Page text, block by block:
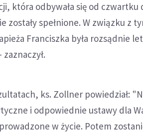
która odbywała się od czwartku
zostały spełnione. W związku z
Franciszka była rozsądnie
ks. Zollner powiedział:
i odpowiednie ustawy dla
w życie. Potem